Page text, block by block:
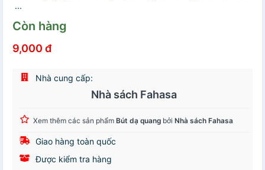
...
Còn hàng
9,000 đ
Nhà cung cấp:
Nhà sách Fahasa
Xem thêm các sản phẩm Bút dạ quang bởi Nhà sách Fahasa
Giao hàng toàn quốc
Được kiểm tra hàng